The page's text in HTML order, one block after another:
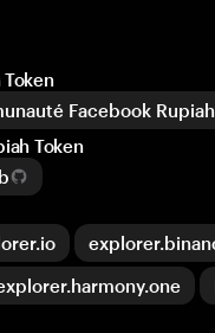
Facebook
Token